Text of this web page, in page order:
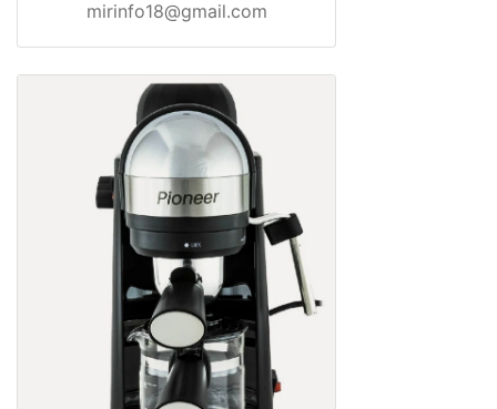
mirinfo18@gmail.com